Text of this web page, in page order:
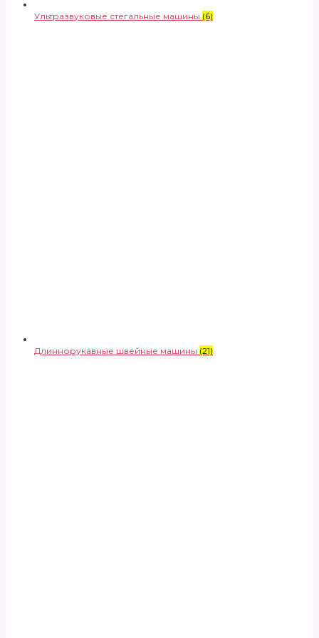
Ультразвуковые стегальные машины (6)
Длиннорукавные швейные машины (21)